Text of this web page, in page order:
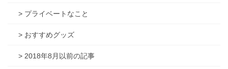
> プライベートなこと
> おすすめグッズ
> 2018年8月以前の記事